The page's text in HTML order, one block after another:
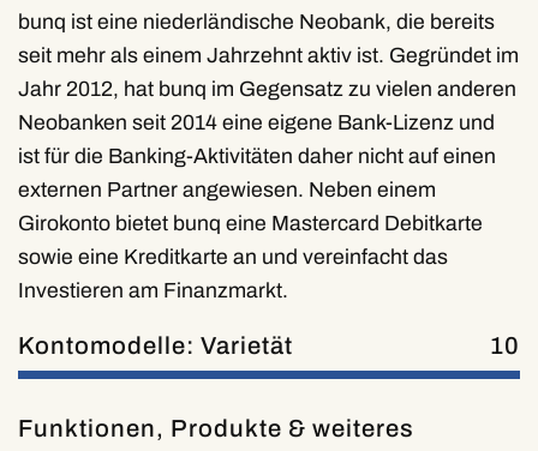
bunq ist eine niederländische Neobank, die bereits
seit mehr als einem Jahrzehnt aktiv ist. Gegründet im
Jahr 2012, hat bunq im Gegensatz zu vielen anderen
Neobanken seit 2014 eine eigene Bank-Lizenz und
ist für die Banking-Aktivitäten daher nicht auf einen
externen Partner angewiesen. Neben einem
Girokonto bietet bunq eine Mastercard Debitkarte
sowie eine Kreditkarte an und vereinfacht das
Investieren am Finanzmarkt.
Kontomodelle: Varietät 10
Funktionen, Produkte & weiteres